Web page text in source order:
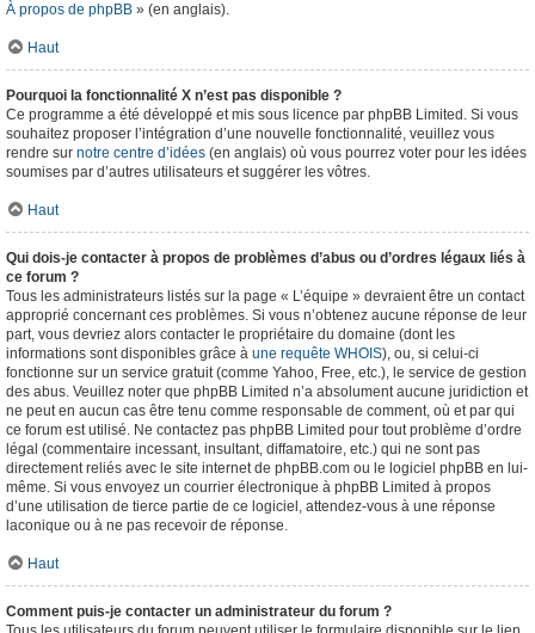
À propos de phpBB » (en anglais).
Haut
Pourquoi la fonctionnalité X n’est pas disponible ?
Ce programme a été développé et mis sous licence par phpBB Limited. Si vous
souhaitez proposer l’intégration d’une nouvelle fonctionnalité, veuillez vous
rendre sur notre centre d’idées (en anglais) où vous pourrez voter pour les idées
soumises par d’autres utilisateurs et suggérer les vôtres.
Haut
Qui dois-je contacter à propos de problèmes d’abus ou d’ordres légaux liés à
ce forum ?
Tous les administrateurs listés sur la page « L’équipe » devraient être un contact
approprié concernant ces problèmes. Si vous n’obtenez aucune réponse de leur
part, vous devriez alors contacter le propriétaire du domaine (dont les
informations sont disponibles grâce à une requête WHOIS), ou, si celui-ci
fonctionne sur un service gratuit (comme Yahoo, Free, etc.), le service de gestion
des abus. Veuillez noter que phpBB Limited n’a absolument aucune juridiction et
ne peut en aucun cas être tenu comme responsable de comment, où et par qui
ce forum est utilisé. Ne contactez pas phpBB Limited pour tout problème d’ordre
légal (commentaire incessant, insultant, diffamatoire, etc.) qui ne sont pas
directement reliés avec le site internet de phpBB.com ou le logiciel phpBB en lui-
même. Si vous envoyez un courrier électronique à phpBB Limited à propos
d’une utilisation de tierce partie de ce logiciel, attendez-vous à une réponse
laconique ou à ne pas recevoir de réponse.
Haut
Comment puis-je contacter un administrateur du forum ?